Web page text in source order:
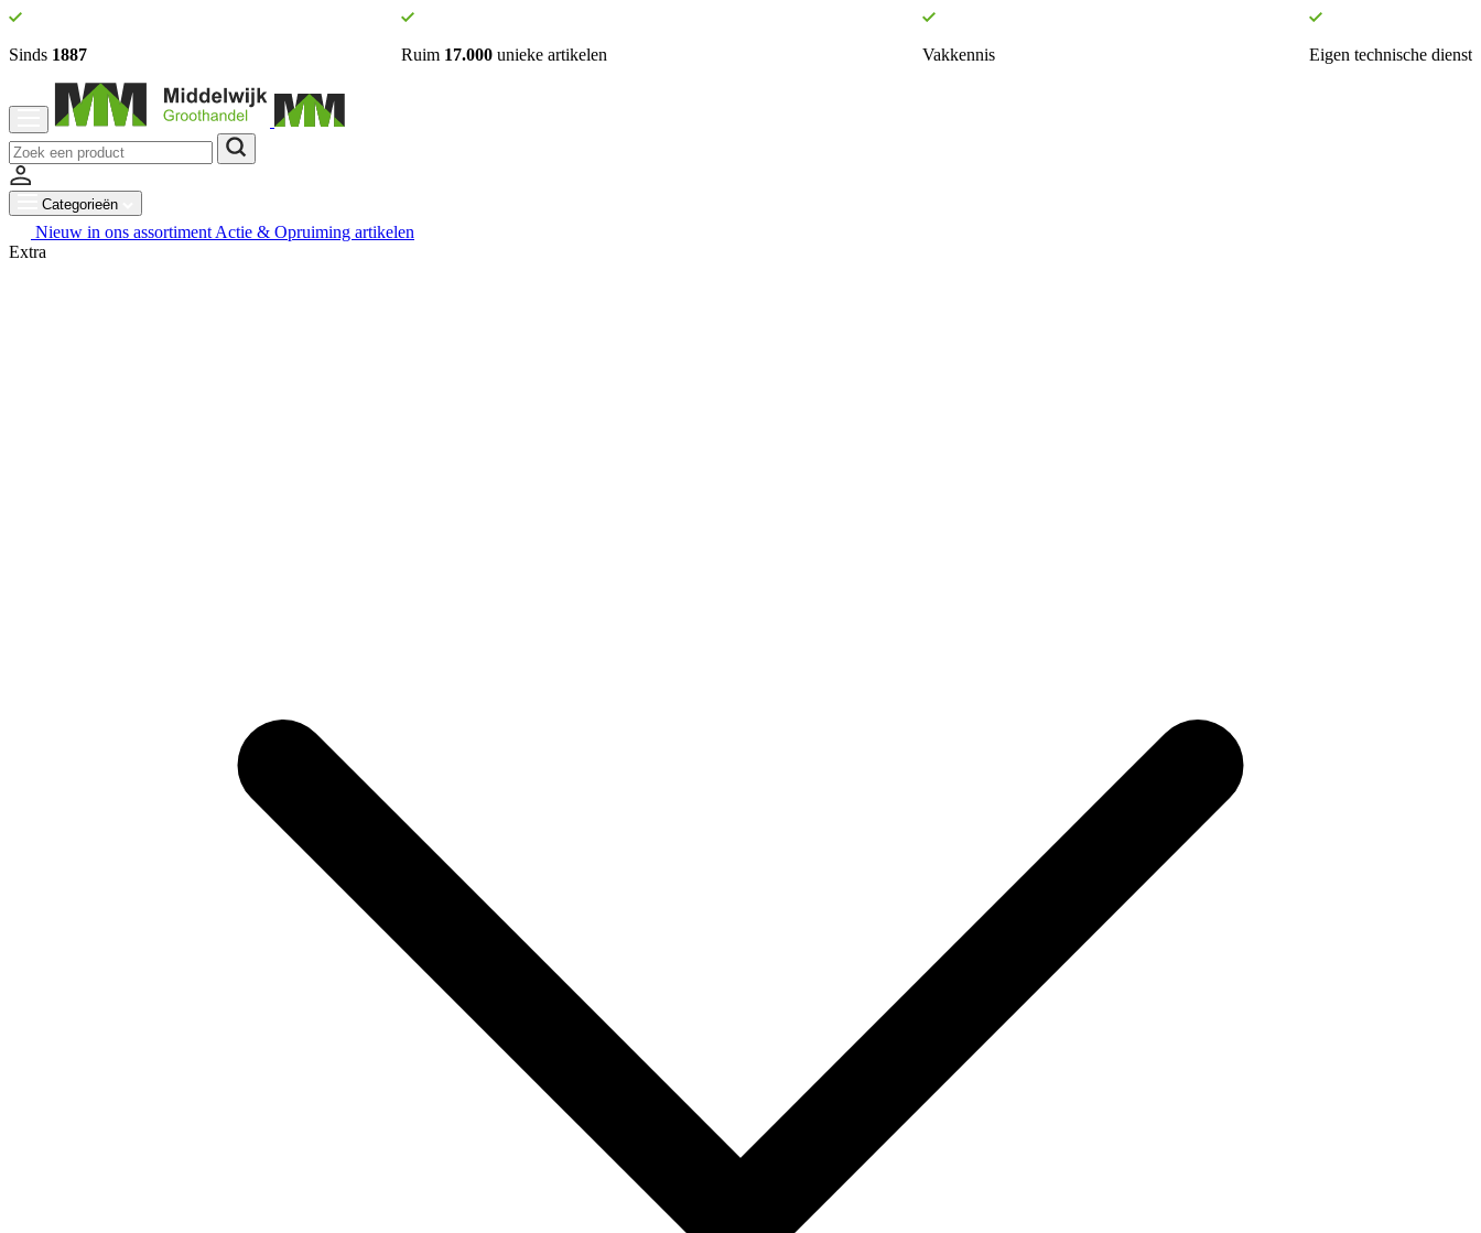
Sinds 1887 Ruim 17.000 unieke artikelen Vakkennis Eigen technische dienst
Categorieën
Nieuw in ons assortiment Actie & Opruiming artikelen
Extra